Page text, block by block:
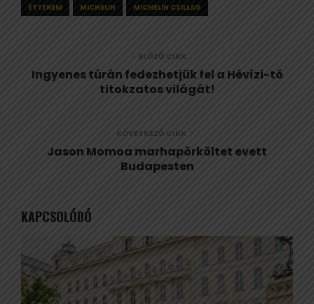
ÉTTEREM MICHELIN MICHELIN CSILLAG
ELŐZŐ CIKK
Ingyenes túrán fedezhetjük fel a Hévízi-tó
titokzatos világát!
KÖVETKEZŐ CIKK
Jason Momoa marhapörköltet evett
Budapesten
KAPCSOLÓDÓ